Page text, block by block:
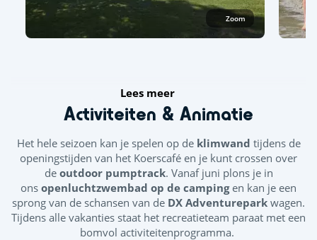
Zoom
Lees meer
Activiteiten & Animatie
Het hele seizoen kan je spelen op de klimwand tijdens de
openingstijden van het Koerscafé en je kunt crossen over
de outdoor pumptrack. Vanaf juni plons je in
ons openluchtzwembad op de campingen kan je een
sprong van de schansen van de DX Adventurepark wagen.
Tijdens alle vakanties staat het recreatieteam paraat met een
bomvol activiteitenprogramma.